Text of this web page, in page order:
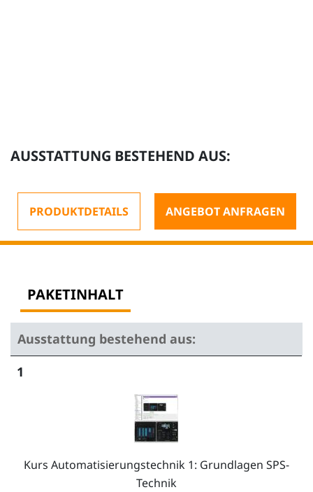
AUSSTATTUNG BESTEHEND AUS:
PRODUKTDETAILS ANGEBOT ANFRAGEN
PAKETINHALT
Ausstattung bestehend aus:
1
Kurs Automatisierungstechnik 1: Grundlagen SPS-
Technik